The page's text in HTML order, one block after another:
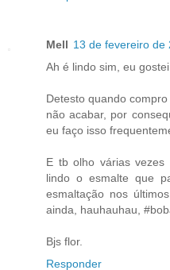
Mell 13 de fevereiro de
Ah é lindo sim, eu gostei
Detesto quando
não acabar, por
eu faço isso
E tb olho várias
lindo o esmalte que
esmaltação nos
ainda, hauhauhau,
Bjs flor.
Responder